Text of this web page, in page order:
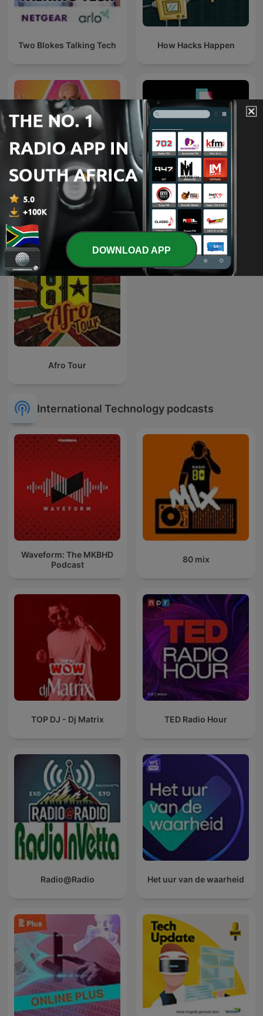
Two Blokes Talking Tech How Hacks Happen
80 Festival TikTok
Afro Tour
International Technology podcasts
Waveform: The MKBHD
Podcast
80 mix
TOP DJ - Dj Matrix TED Radio Hour
Radio@Radio Het uur van de waarheid
DOWNLOAD APP